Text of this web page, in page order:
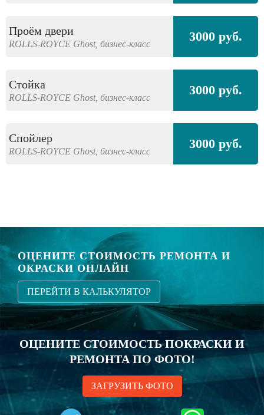
Проём двери
ROLLS-ROYCE Ghost, бизнес-класс 3000 руб.
Стойка
ROLLS-ROYCE Ghost, бизнес-класс 3000 руб.
Спойлер
ROLLS-ROYCE Ghost, бизнес-класс 3000 руб.
ОЦЕНИТЕ СТОИМОСТЬ РЕМОНТА И
ОКРАСКИ ОНЛАЙН
ПЕРЕЙТИ В КАЛЬКУЛЯТОР
ОЦЕНИТЕ СТОИМОСТЬ ПОКРАСКИ И
РЕМОНТА ПО ФОТО!
ЗАГРУЗИТЬ ФОТО